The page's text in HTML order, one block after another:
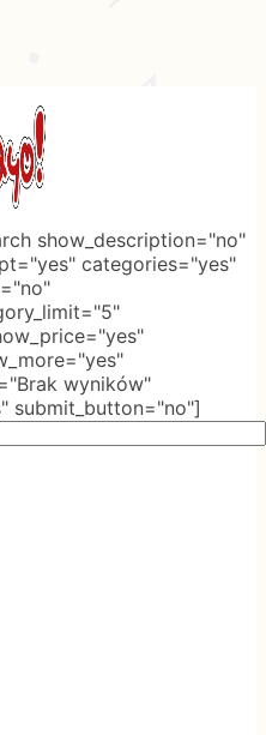
show_description="no"
categories="yes"
wyników"
submit_button="no"]